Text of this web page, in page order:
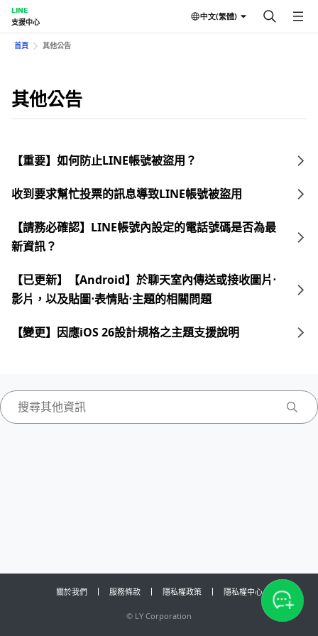
LINE
支援中心
中文(繁體)
首頁 其他公告
其他公告
【重要】如何防止LINE帳號被盜用？
收到要求幫忙投票的訊息導致LINE帳號被盜用
【請務必確認】LINE帳號內設定的電話號碼是否為最
新資訊？
【已更新】【Android】於聊天室內傳送或接收圖片⋅
影片，以及貼圖⋅表情貼⋅主題的相關問題
【變更】因應iOS 26設計規格之主題支援說明
關於我們 服務條款 隱私權政策 隱私權中心
© LY Corporation